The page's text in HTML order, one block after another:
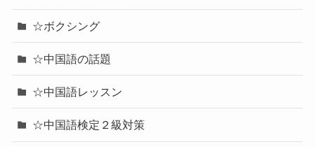
☆ボクシング
☆中国語の話題
☆中国語レッスン
☆中国語検定２級対策